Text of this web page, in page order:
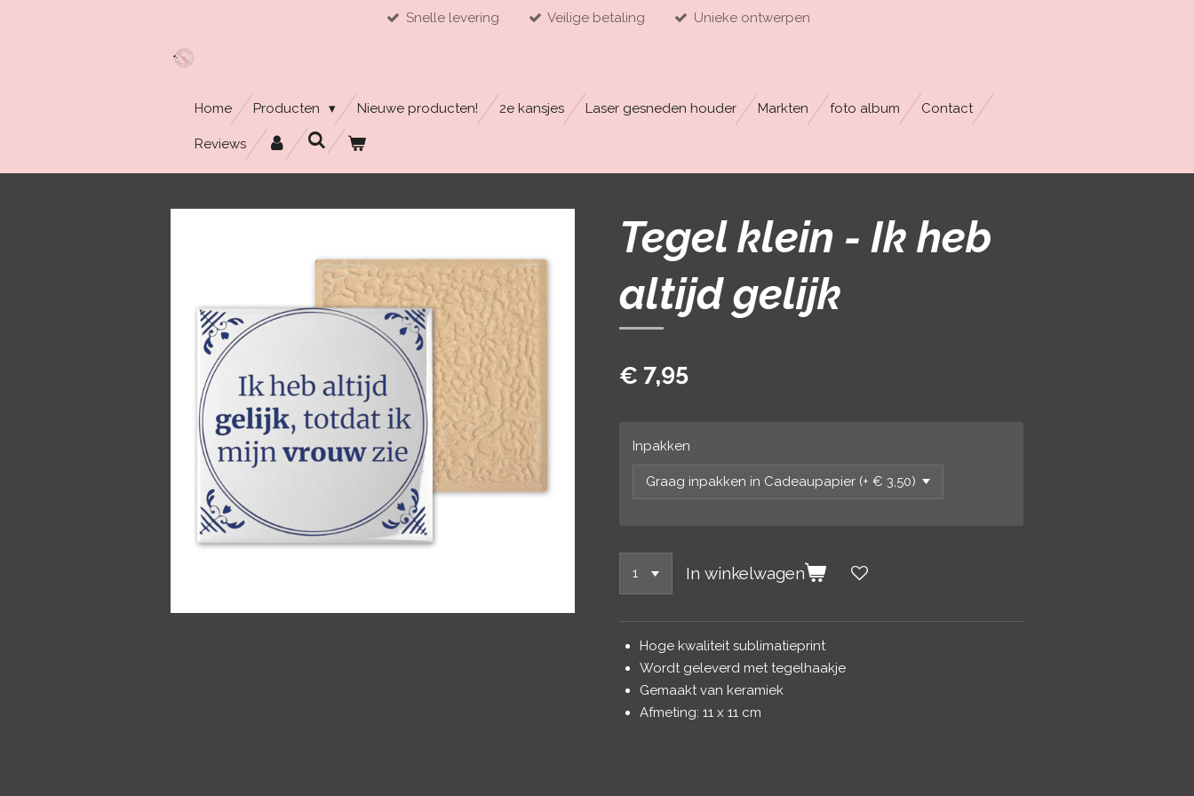
Snelle levering Veilige betaling Unieke ontwerpen
Home Producten Nieuwe producten! 2e kansjes Laser gesneden houder Markten foto album Contact
Reviews
Tegel klein - Ik heb
altijd gelijk
€ 7,95
Inpakken
In winkelwagen
Hoge kwaliteit sublimatieprint
Wordt geleverd met tegelhaakje
Gemaakt van keramiek
Afmeting: 11 x 11 cm